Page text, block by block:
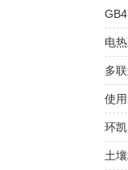
电
多
使
环
土